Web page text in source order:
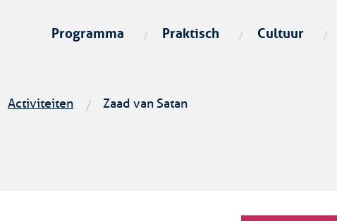
inhoud
Programma Praktisch Cultuur
Activiteiten Zaad van Satan